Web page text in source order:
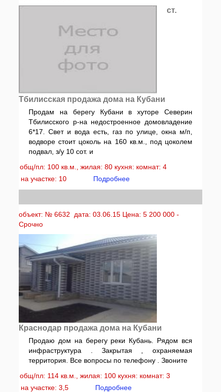
ст.
Тбилисская продажа дома на Кубани
Продам на берегу Кубани в хуторе Северин
Тбилисского р-на недостроенное домовладение
6*17. Свет и вода есть, газ по улице, окна м/п,
водворе стоит цоколь на 160 кв.м., под цоколем
подвал, з/у 10 сот. и
общ/пл: 100 кв.м., жилая: 80 кухня: комнат: 4
на участке: 10
Подробнее
объект: № 6632 дата: 03.06.15 Цена: 5 200 000 -
Срочно
Краснодар продажа дома на Кубани
Продаю дом на берегу реки Кубань. Рядом вся
инфраструктура . Закрытая , охраняемая
территория. Все вопросы по телефону . Звоните
общ/пл: 114 кв.м., жилая: 100 кухня: комнат: 3
на участке: 3,5
Подробнее